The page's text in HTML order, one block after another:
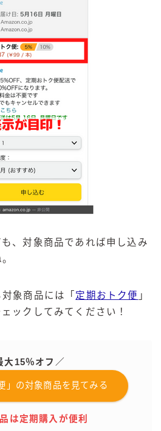
、対象商品であれば申し込み
象商品には「 定期おトク便 」
ックしてみてください！
大15％オフ／
」の対象商品を見てみる
は定期購入が便利